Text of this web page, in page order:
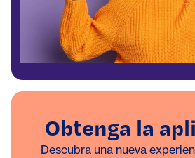
Obtenga la
Descubra una nueva